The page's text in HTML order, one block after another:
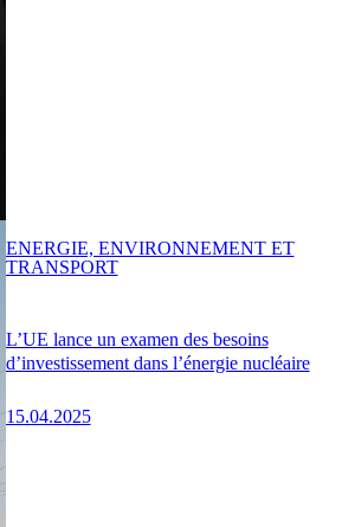
L’UE lance un examen des besoins
d’investissement dans l’énergie nucléaire
15.04.2025
ENERGIE, ENVIRONNEMENT ET
TRANSPORT